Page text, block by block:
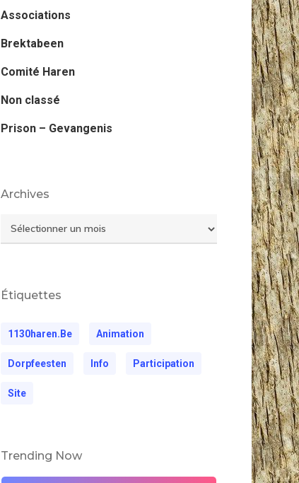
Associations
Brektabeen
Comité Haren
Non classé
Prison – Gevangenis
Archives
Archives
Étiquettes
1130haren.be Animation
Dorpfeesten Info Participation
Site
Trending Now